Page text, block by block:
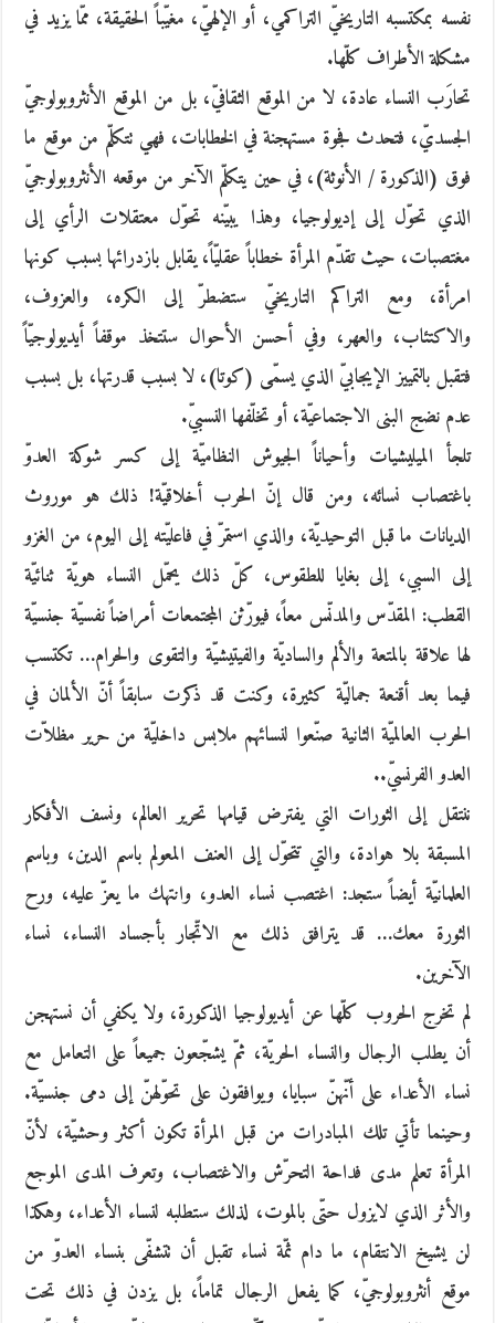
نفسه بمكتسبه التاريخيّ التراكمي، أو الإلهيّ، مغيّباً الحقيقة، ممّا يزيد في
مشكلة الأطراف كلّها.
تحارَب النساء عادة، لا من الموقع الثقافيّ، بل من الموقع الأنثروبولوجيّ
الجسديّ، فتحدث فجوة مستهجنة في الخطابات، فهي تتكلّم من موقع ما
فوق (الذكورة / الأنوثة)، في حين يتكلّم الآخر من موقعه الأنثروبولوجيّ
الذي تحوّل إلى إديولوجيا، وهذا يبيّنه تحوّل معتقلات الرأي إلى
مغتصبات، حيث تقدّم المرأة خطاباً عقليّاً، يقابل بازدرائها بسبب كونها
امرأة، ومع التراكم التاريخيّ ستضطرّ إلى الكره، والعزوف،
والاكتئاب، والعهر، وفي أحسن الأحوال ستتخذ موقفاً أيديولوجيّاً
فتقبل بالتمييز الإيجابيّ الذي يسمّى (كوتا)، لا بسبب قدرتها، بل بسبب
عدم نضج البنى الاجتماعيّة، أو تخلّفها النسبيّ.
تلجأ الميليشيات وأحياناً الجيوش النظاميّة إلى كسر شوكة العدوّ
باغتصاب نسائه، ومن قال إنّ الحرب أخلاقيّة! ذلك هو موروث
الديانات ما قبل التوحيديّة، والذي استمرّ في فاعليّته إلى اليوم، من الغزو
إلى السبي، إلى بغايا للطقوس، كلّ ذلك يحمّل النساء هويّة ثنائيّة
القطب: المقدّس والمدنّس معاً، فيورّثن المجتمعات أمراضاً نفسيّة جنسيّة
لها علاقة بالمتعة والألم والساديّة والفيتيشيّة والتقوى والحرام… تكتسب
فيما بعد أقنعة جماليّة كثيرة، وكنت قد ذكرت سابقاً أنّ الألمان في
الحرب العالميّة الثانية صنّعوا لنسائهم ملابس داخليّة من حرير مظلاّت
العدو الفرنسيّ..
ننتقل إلى الثورات التي يفترض قيامها تحرير العالم، ونسف الأفكار
المسبقة بلا هوادة، والتي تتحوّل إلى العنف المعولم باسم الدين، وباسم
العلمانيّة أيضاً ستجد: اغتصب نساء العدو، وانتهك ما يعزّ عليه، ورح
الثورة معك… قد يترافق ذلك مع الاتّجار بأجساد النساء، نساء
الآخرين.
لم تخرج الحروب كلّها عن أيديولوجيا الذكورة، ولا يكفي أن نستهجن
أن يطلب الرجال والنساء الحريّة، ثمّ يشجّعون جميعاً على التعامل مع
نساء الأعداء على أنّهنّ سبايا، ويوافقون على تحوّلهنّ إلى دمى جنسيّة.
وحينما تأتي تلك المبادرات من قبل المرأة تكون أكثر وحشيّة، لأنّ
المرأة تعلم مدى فداحة التحرّش والاغتصاب، وتعرف المدى الموجع
والأثر الذي لايزول حتّى بالموت، لذلك ستطلبه لنساء الأعداء، وهكذا
لن يشيخ الانتقام، ما دام ثمّة نساء تقبل أن تتشفّى بنساء العدوّ من
موقع أنثروبولوجيّ، كما يفعل الرجال تماماً، بل يزدن في ذلك تحت